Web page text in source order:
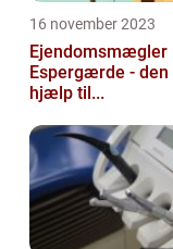
16 november 2023
Ejendomsmægler
Espergærde - den
hjælp til...